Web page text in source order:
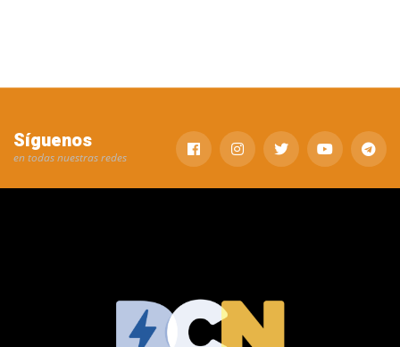
Síguenos
en todas nuestras redes